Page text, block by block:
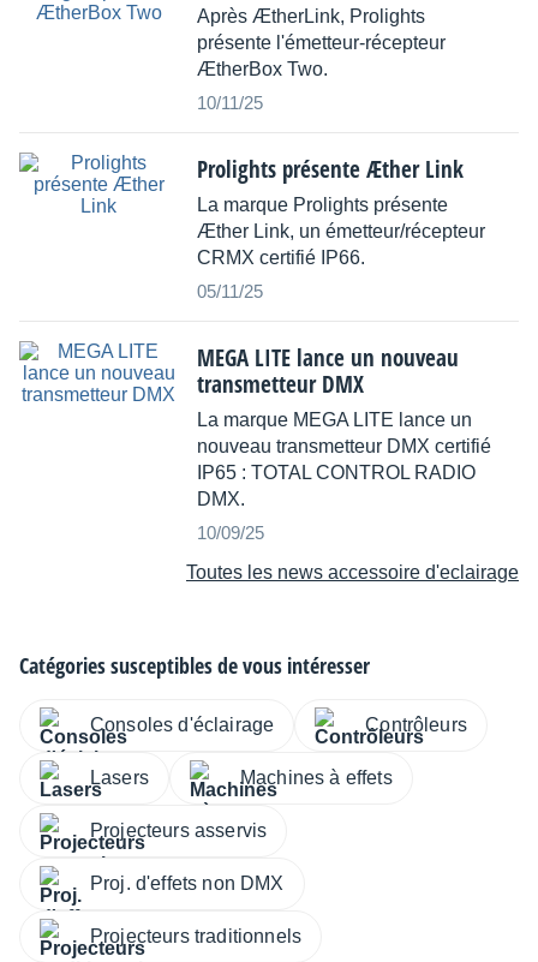
Après ÆtherLink, Prolights
présente l'émetteur-récepteur
ÆtherBox Two.
10/11/25
Prolights présente Æther Link
La marque Prolights présente
Æther Link, un émetteur/récepteur
CRMX certifié IP66.
05/11/25
MEGA LITE lance un nouveau
transmetteur DMX
La marque MEGA LITE lance un
nouveau transmetteur DMX certifié
IP65 : TOTAL CONTROL RADIO
DMX.
10/09/25
Toutes les news accessoire d'eclairage
Catégories susceptibles de vous intéresser
Consoles d'éclairage Contrôleurs
Lasers Machines à effets
Projecteurs asservis
Proj. d'effets non DMX
Projecteurs traditionnels